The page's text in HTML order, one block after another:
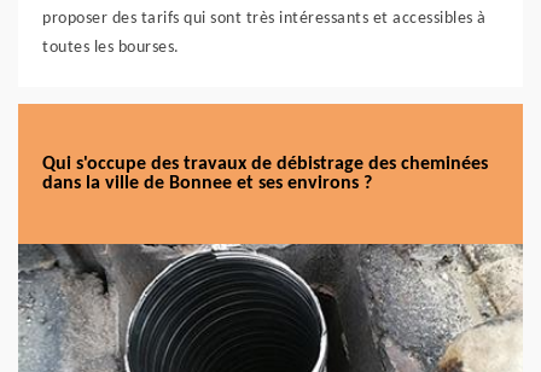
proposer des tarifs qui sont très intéressants et accessibles à
toutes les bourses.
Qui s'occupe des travaux de débistrage des cheminées
dans la ville de Bonnee et ses environs ?